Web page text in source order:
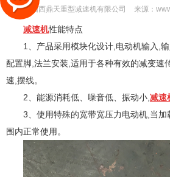
作者： 山西鼎天重型减速机有限公司 来源：
减速机性能特点
1、 产品采用模块化设计,电动机输入,
配置脚,法兰安装,适用于各种有效的减变速
速,摆线。
2
能源消耗低、噪音低、振动小, 减速
3、 使用特殊的宽带宽压力电动机,当加
围内正常使用。